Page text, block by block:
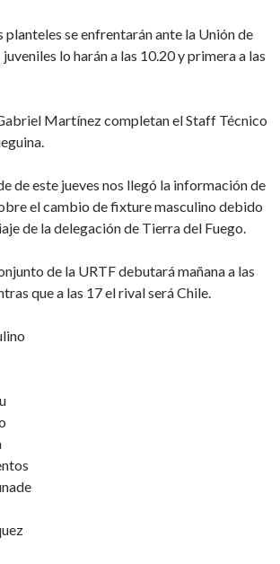
planteles se enfrentarán ante la Unión de
lo harán a las 10.20 y primera a las
Martínez completan el Staff Técnico
de este jueves nos llegó la información de
el cambio de fixture masculino debido
de la delegación de Tierra del Fuego.
de la URTF debutará mañana a las
que a las 17 el rival será Chile.